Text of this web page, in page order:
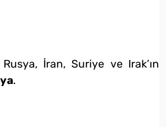
İran, Suriye ve Irak’ın
.